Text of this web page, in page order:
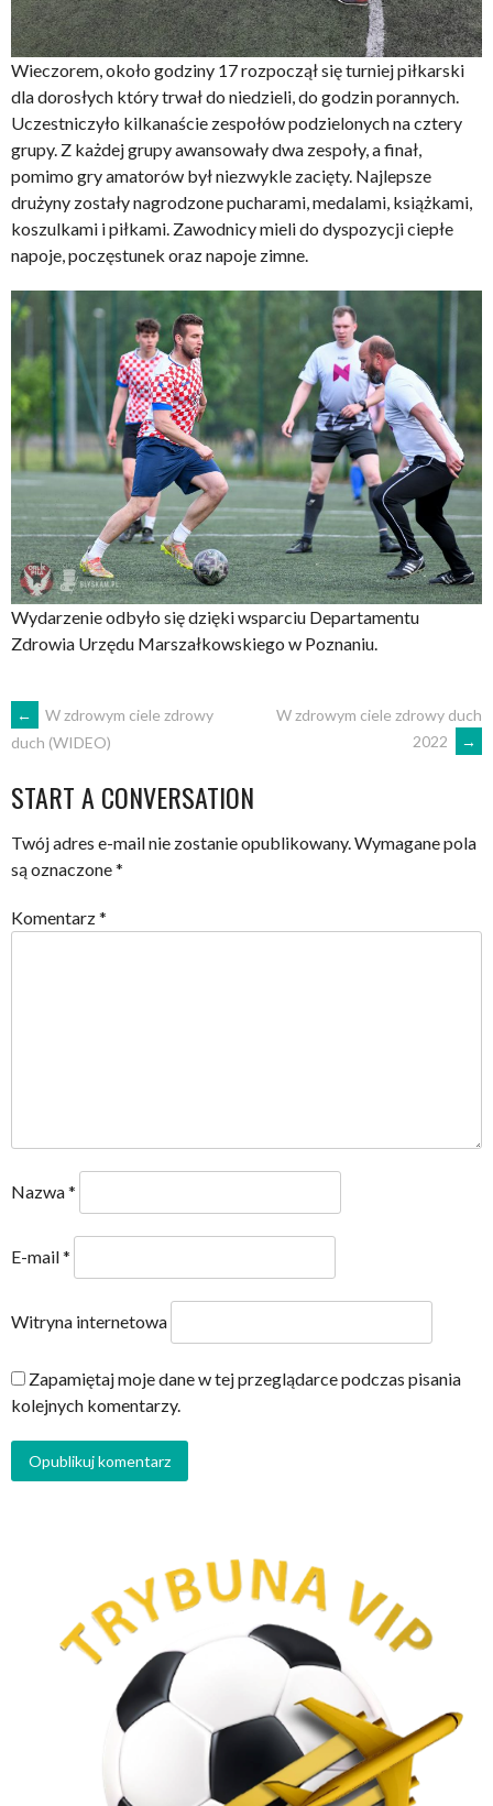
Wieczorem, około godziny 17 rozpoczął się turniej piłkarski
dla dorosłych który trwał do niedzieli, do godzin porannych.
Uczestniczyło kilkanaście zespołów podzielonych na cztery
grupy. Z każdej grupy awansowały dwa zespoły, a finał,
pomimo gry amatorów był niezwykle zacięty. Najlepsze
drużyny zostały nagrodzone pucharami, medalami, książkami,
koszulkami i piłkami. Zawodnicy mieli do dyspozycji ciepłe
napoje, poczęstunek oraz napoje zimne.
Wydarzenie odbyło się dzięki wsparciu Departamentu
Zdrowia Urzędu Marszałkowskiego w Poznaniu.
POST
NAVIGATION
←
W zdrowym ciele zdrowy
duch (WIDEO)
W zdrowym ciele zdrowy duch
2022
→
START A CONVERSATION
Twój adres e-mail nie zostanie opublikowany. Wymagane pola
są oznaczone*
Komentarz*
Nazwa*
E-mail*
Witryna internetowa
Zapamiętaj moje dane w tej przeglądarce podczas pisania
kolejnych komentarzy.